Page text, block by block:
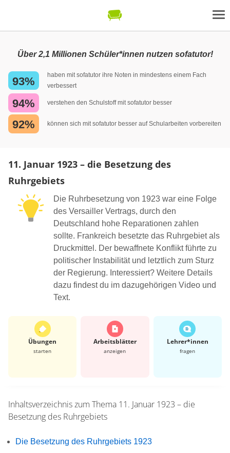
Über 2,1 Millionen Schüler*innen nutzen sofatutor!
93%
haben mit sofatutor ihre Noten in mindestens einem Fach
verbessert
94% verstehen den Schulstoff mit sofatutor besser
92% können sich mit sofatutor besser auf Schularbeiten vorbereiten
11. Januar 1923 – die Besetzung des
Ruhrgebiets
Die Ruhrbesetzung von 1923 war eine Folge
des Versailler Vertrags, durch den
Deutschland hohe Reparationen zahlen
sollte. Frankreich besetzte das Ruhrgebiet als
Druckmittel. Der bewaffnete Konflikt führte zu
politischer Instabilität und letztlich zum Sturz
der Regierung. Interessiert? Weitere Details
dazu findest du im dazugehörigen Video und
Text.
Übungen
starten
Arbeits­blätter
anzeigen
Lehrer*​innen
fragen
Inhaltsverzeichnis zum Thema 11. Januar 1923 – die
Besetzung des Ruhrgebiets
Die Besetzung des Ruhrgebiets 1923